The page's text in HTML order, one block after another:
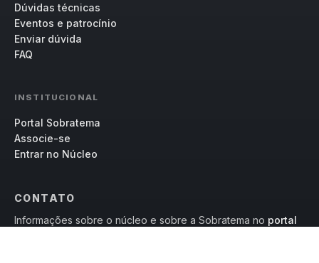
Dúvidas técnicas
Eventos e patrocínio
Enviar dúvida
FAQ
INSTITUCIONAL
Portal Sobratema
Associe-se
Entrar no Núcleo
CONTATO
Informações sobre o núcleo e sobre a Sobratema no portal